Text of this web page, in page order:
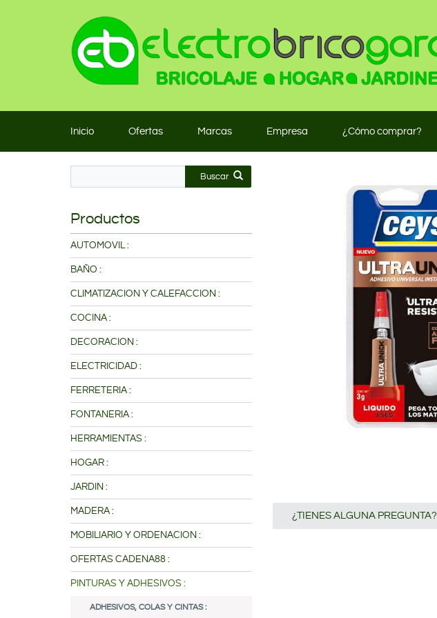
Inicio Ofertas Marcas Empresa ¿Cómo comprar?
Buscar
Productos
AUTOMOVIL :
BAÑO :
CLIMATIZACION Y CALEFACCION :
COCINA :
DECORACION :
ELECTRICIDAD :
FERRETERIA :
FONTANERIA :
HERRAMIENTAS :
HOGAR :
JARDIN :
MADERA :
MOBILIARIO Y ORDENACION :
OFERTAS CADENA88 :
PINTURAS Y ADHESIVOS :
ADHESIVOS, COLAS Y CINTAS :
¿TIENES ALGUNA PREGUNTA?